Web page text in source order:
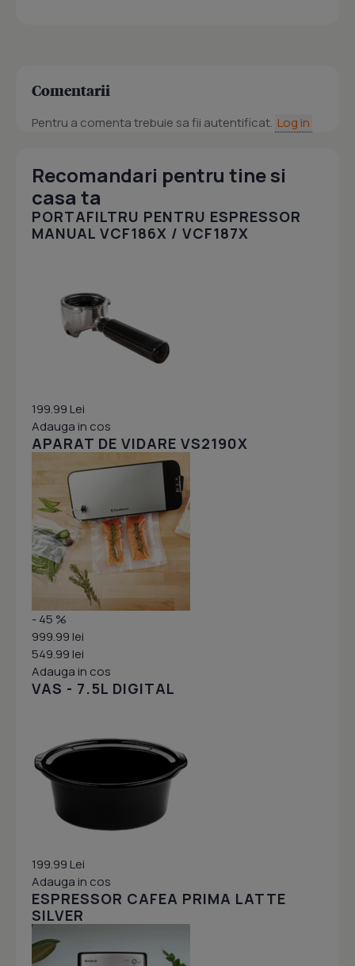
Comentarii
Pentru a comenta trebuie sa fii autentificat. Log in
Recomandari pentru tine si
casa ta
PORTAFILTRU PENTRU ESPRESSOR
MANUAL VCF186X / VCF187X
199.99 Lei
Adauga in cos
APARAT DE VIDARE VS2190X
- 45 %
999.99 lei
549.99 lei
Adauga in cos
VAS - 7.5L DIGITAL
199.99 Lei
Adauga in cos
ESPRESSOR CAFEA PRIMA LATTE
SILVER